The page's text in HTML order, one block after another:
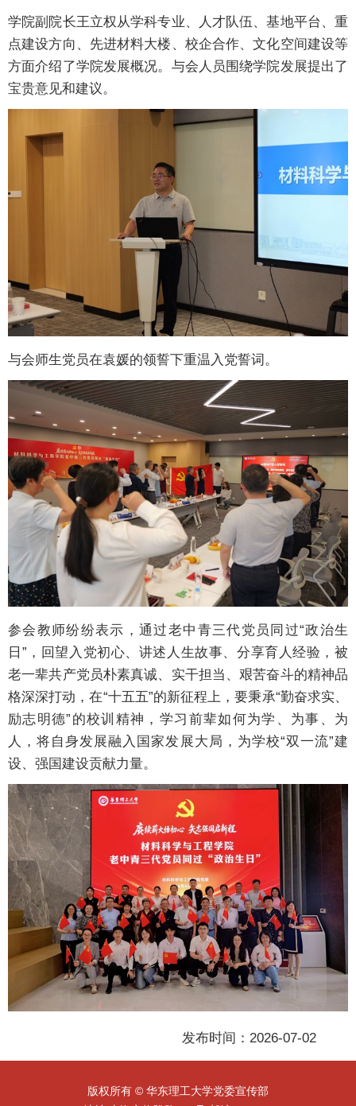
学院副院长王立权从学科专业、人才队伍、基地平台、重
点建设方向、先进材料大楼、校企合作、文化空间建设等
方面介绍了学院发展概况。与会人员围绕学院发展提出了
宝贵意见和建议。
与会师生党员在袁媛的领誓下重温入党誓词。
参会教师纷纷表示，通过老中青三代党员同过“政治生
日”，回望入党初心、讲述人生故事、分享育人经验，被
老一辈共产党员朴素真诚、实干担当、艰苦奋斗的精神品
格深深打动，在“十五五”的新征程上，要秉承“勤奋求实、
励志明德”的校训精神，学习前辈如何为学、为事、为
人，将自身发展融入国家发展大局，为学校“双一流”建
设、强国建设贡献力量。
发布时间：2026-07-02
版权所有 © 华东理工大学党委宣传部